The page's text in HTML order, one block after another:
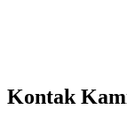
Kontak